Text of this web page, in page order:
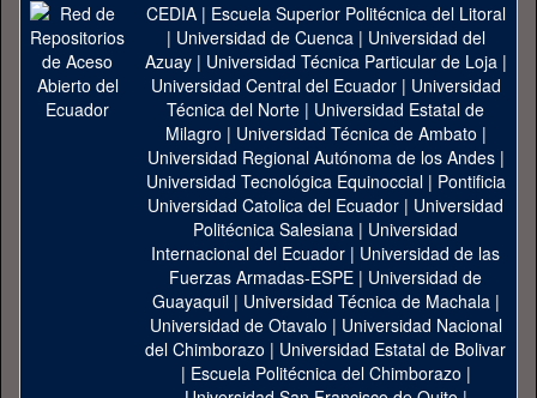
CEDIA| Escuela Superior Politécnica del Litoral
| Universidad de Cuenca| Universidad del
Azuay| Universidad Técnica Particular de Loja|
Universidad Central del Ecuador| Universidad
Técnica del Norte | Universidad Estatal de
Milagro | Universidad Técnica de Ambato |
Universidad Regional Autónoma de los Andes|
Universidad Tecnológica Equinoccial| Pontificia
Universidad Catolica del Ecuador | Universidad
Politécnica Salesiana | Universidad
Internacional del Ecuador | Universidad de las
Fuerzas Armadas-ESPE | Universidad de
Guayaquil| Universidad Técnica de Machala|
Universidad de Otavalo | Universidad Nacional
del Chimborazo | Universidad Estatal de Bolivar
| Escuela Politécnica del Chimborazo |